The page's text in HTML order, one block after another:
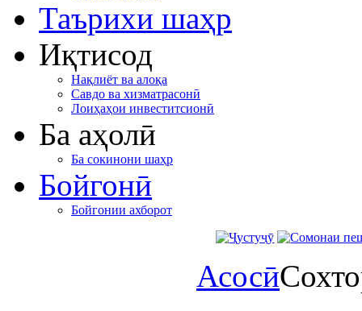
Таърихи шаҳр
Иқтисод
Нақлиёт ва алоқа
Савдо ва хизматрасонӣ
Лоиҳаҳои инвеститсионӣ
Ба аҳолӣ
Ба сокинони шаҳр
Бойгонӣ
Бойгонии ахборот
Асосӣ